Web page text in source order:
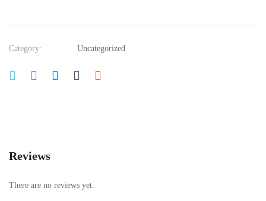
Category: Uncategorized
Reviews
There are no reviews yet.